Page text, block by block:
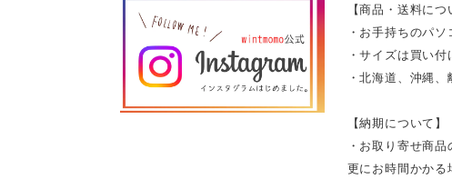
【商品・送料につ
・お手持ちのパ
・サイズは買い
・北海道、沖縄
【納期について】
・お取り寄せ商
更にお時間かかる